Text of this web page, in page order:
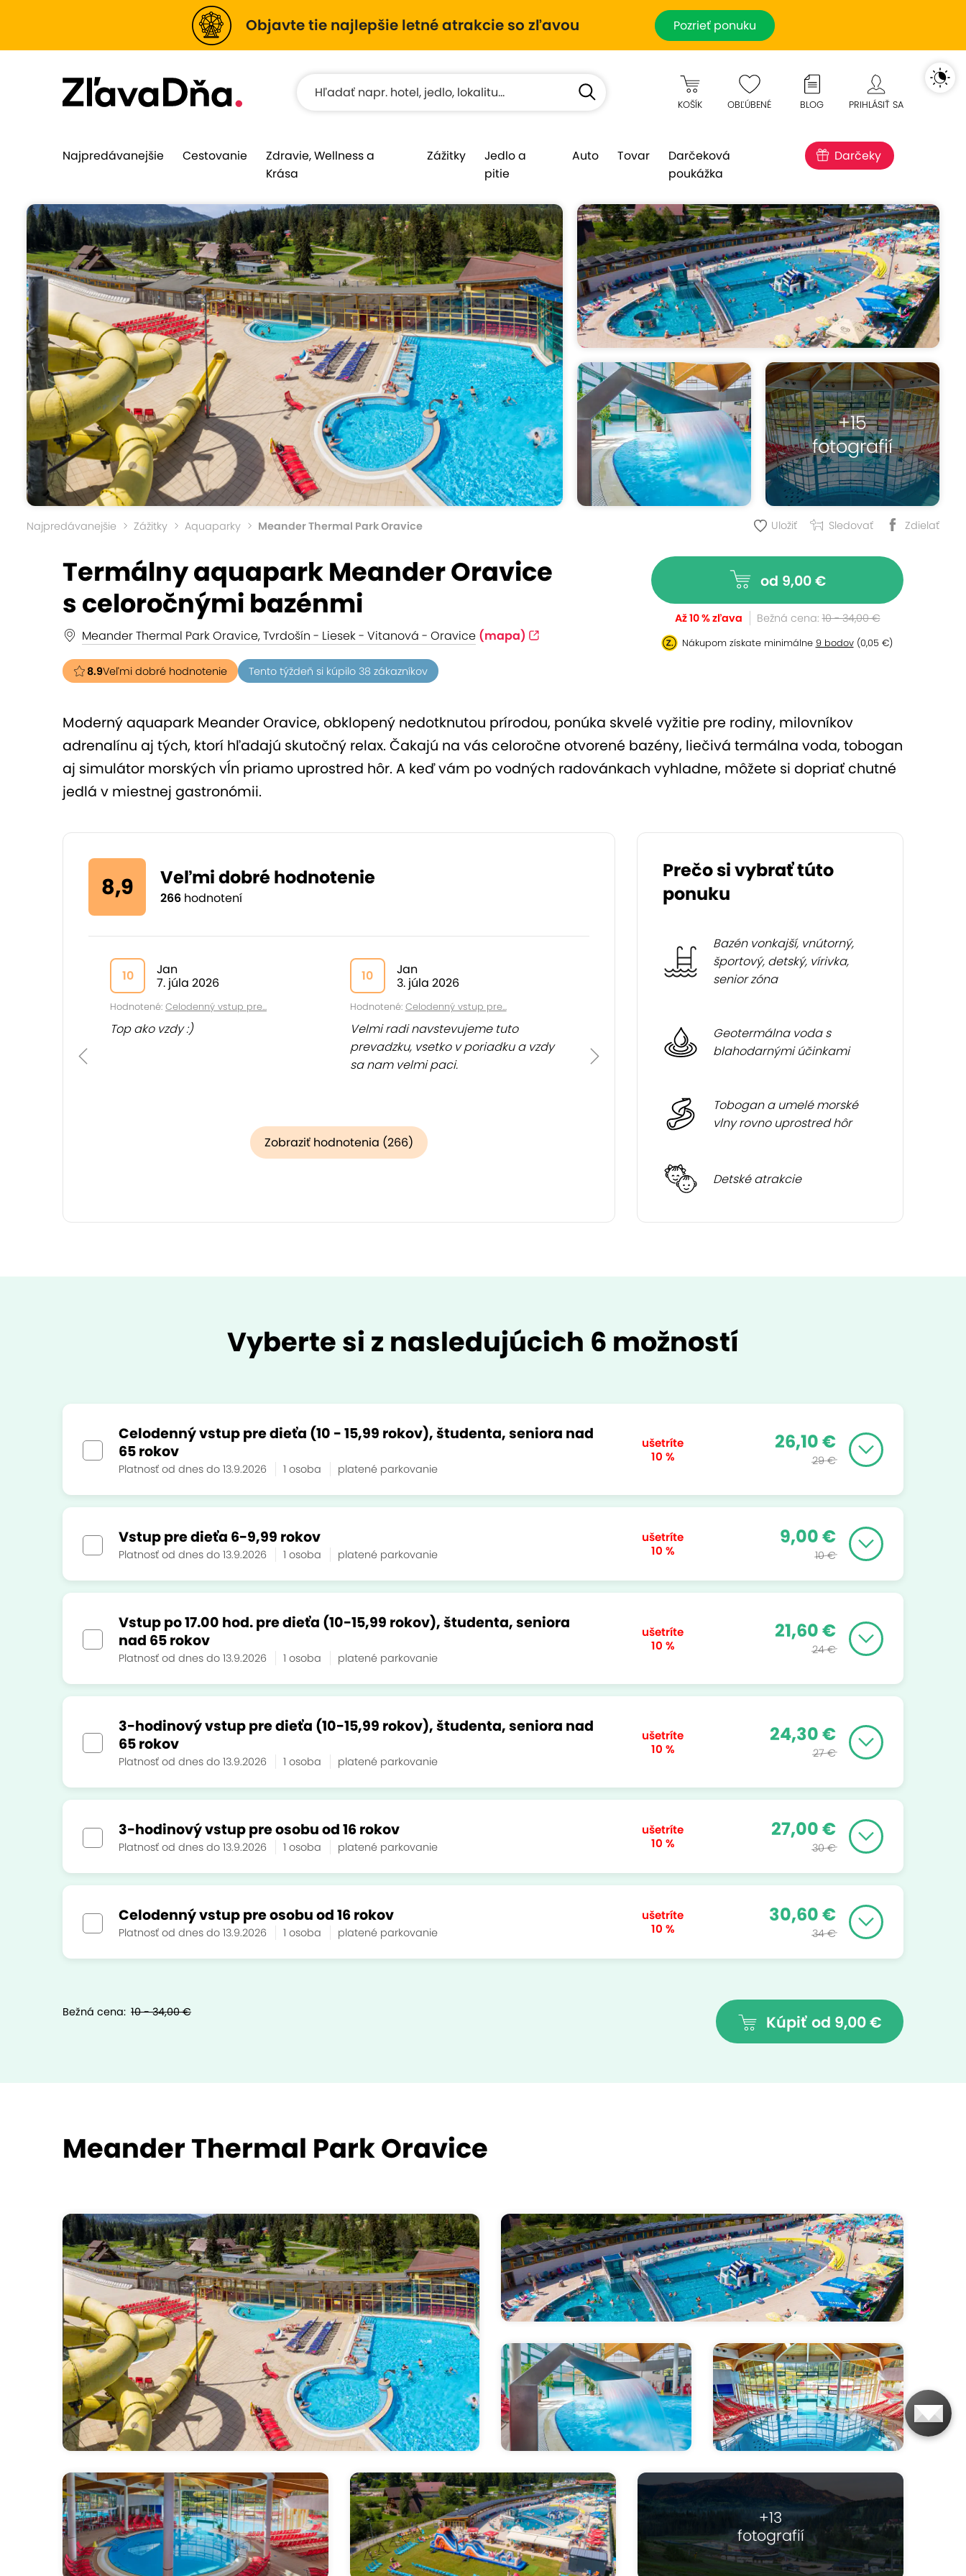
Objavte tie najlepšie letné atrakcie so zľavou Pozrieť ponuku
KOŠÍK OBĽÚBENÉ BLOG PRIHLÁSIŤ SA
Najpredávanejšie Cestovanie
Zdravie, Wellness a
Krása
Zážitky
Jedlo a
pitie
Auto Tovar
Darčeková
poukážka
Darčeky
+15
fotografií
Najpredávanejšie Zážitky Aquaparky Meander Thermal Park Oravice Uložiť Sledovať Zdielať
Termálny aquapark Meander Oravice
s celoročnými bazénmi
Meander Thermal Park Oravice, Tvrdošín - Liesek - Vitanová - Oravice (mapa)
8.9Veľmi dobré hodnotenie Tento týždeň si kúpilo 38 zákazníkov
od 9,00 €
Až 10 % zľava Bežná cena: 10 - 34,00 €
Nákupom získate minimálne 9 bodov(0,05 €)
Moderný aquapark Meander Oravice, obklopený nedotknutou prírodou, ponúka skvelé vyžitie pre rodiny, milovníkov
adrenalínu aj tých, ktorí hľadajú skutočný relax. Čakajú na vás celoročne otvorené bazény, liečivá termálna voda, tobogan
aj simulátor morských vĺn priamo uprostred hôr. A keď vám po vodných radovánkach vyhladne, môžete si dopriať chutné
jedlá v miestnej gastronómii.
8,9 Veľmi dobré hodnotenie
266 hodnotení
10
Jan
7. júla 2026
Hodnotené: Celodenný vstup pre...
Top ako vzdy :)
10
Jan
3. júla 2026
Hodnotené: Celodenný vstup pre...
Velmi radi navstevujeme tuto
prevadzku, vsetko v poriadku a vzdy
sa nam velmi paci.
Zobraziť hodnotenia (266)
Prečo si vybrať túto
ponuku
Bazén vonkajší, vnútorný,
športový, detský, vírivka,
senior zóna
Geotermálna voda s
blahodarnými účinkami
Tobogan a umelé morské
vlny rovno uprostred hôr
Detské atrakcie
Vyberte si z nasledujúcich 6 možností
Celodenný vstup pre dieťa (10 - 15,99 rokov), študenta, seniora nad
65 rokov
Platnosť od dnes do 13.9.2026 1 osoba platené parkovanie
ušetríte
10 %
26,10 €
29 €
Vstup pre dieťa 6-9,99 rokov
Platnosť od dnes do 13.9.2026 1 osoba platené parkovanie
ušetríte
10 %
9,00 €
10 €
Vstup po 17.00 hod. pre dieťa (10-15,99 rokov), študenta, seniora
nad 65 rokov
Platnosť od dnes do 13.9.2026 1 osoba platené parkovanie
ušetríte
10 %
21,60 €
24 €
3-hodinový vstup pre dieťa (10-15,99 rokov), študenta, seniora nad
65 rokov
Platnosť od dnes do 13.9.2026 1 osoba platené parkovanie
ušetríte
10 %
24,30 €
27 €
3-hodinový vstup pre osobu od 16 rokov
Platnosť od dnes do 13.9.2026 1 osoba platené parkovanie
ušetríte
10 %
27,00 €
30 €
Celodenný vstup pre osobu od 16 rokov
Platnosť od dnes do 13.9.2026 1 osoba platené parkovanie
ušetríte
10 %
30,60 €
34 €
Kúpiť od 9,00 €
Bežná cena: 10 - 34,00 €
Meander Thermal Park Oravice
+13
fotografií